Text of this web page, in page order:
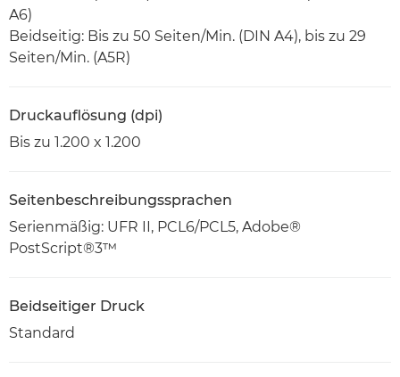
A6)
Beidseitig: Bis zu 50 Seiten/Min. (DIN A4), bis zu 29
Seiten/Min. (A5R)
Druckauflösung (dpi)
Bis zu 1.200 x 1.200
Seitenbeschreibungssprachen
Serienmäßig: UFR II, PCL6/PCL5, Adobe®
PostScript®3™
Beidseitiger Druck
Standard